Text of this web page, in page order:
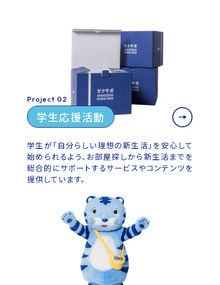
Project 02
学生応援活動
学生が「自分らしい理想の新生活」を安心して
始められるよう、お部屋探しから新生活までを
総合的にサポートするサービスやコンテンツを
提供しています。